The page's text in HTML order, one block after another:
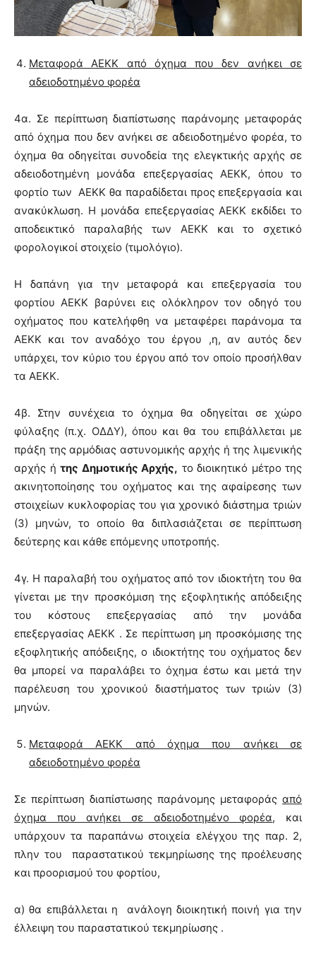
Μεταφορά ΑΕΚΚ από όχημα που δεν ανήκει σε
αδειοδοτημένο φορέα
4α. Σε περίπτωση διαπίστωσης παράνομης μεταφοράς
από όχημα που δεν ανήκει σε αδειοδοτημένο φορέα, το
όχημα θα οδηγείται συνοδεία της ελεγκτικής αρχής σε
αδειοδοτημένη μονάδα επεξεργασίας ΑΕΚΚ, όπου το
φορτίο των ΑΕΚΚ θα παραδίδεται προς επεξεργασία και
ανακύκλωση. Η μονάδα επεξεργασίας ΑΕΚΚ εκδίδει το
αποδεικτικό παραλαβής των ΑΕΚΚ και το σχετικό
φορολογικοί στοιχείο (τιμολόγιο).
Η δαπάνη για την μεταφορά και επεξεργασία του
φορτίου ΑΕΚΚ βαρύνει εις ολόκληρον τον οδηγό του
οχήματος που κατελήφθη να μεταφέρει παράνομα τα
ΑΕΚΚ και τον αναδόχο του έργου ,η, αν αυτός δεν
υπάρχει, τον κύριο του έργου από τον οποίο προσήλθαν
τα ΑΕΚΚ.
4β. Στην συνέχεια το όχημα θα οδηγείται σε χώρο
φύλαξης (π.χ. ΟΔΔΥ), όπου και θα του επιβάλλεται με
πράξη της αρμόδιας αστυνομικής αρχής ή της λιμενικής
αρχής ή της Δημοτικής Αρχής, το διοικητικό μέτρο της
ακινητοποίησης του οχήματος και της αφαίρεσης των
στοιχείων κυκλοφορίας του για χρονικό διάστημα τριών
(3) μηνών, το οποίο θα διπλασιάζεται σε περίπτωση
δεύτερης και κάθε επόμενης υποτροπής.
4γ. Η παραλαβή του οχήματος από τον ιδιοκτήτη του θα
γίνεται με την προσκόμιση της εξοφλητικής απόδειξης
του κόστους επεξεργασίας από την μονάδα
επεξεργασίας ΑΕΚΚ . Σε περίπτωση μη προσκόμισης της
εξοφλητικής απόδειξης, ο ιδιοκτήτης του οχήματος δεν
θα μπορεί να παραλάβει το όχημα έστω και μετά την
παρέλευση του χρονικού διαστήματος των τριών (3)
μηνών.
Μεταφορά ΑΕΚΚ από όχημα που ανήκει σε
αδειοδοτημένο φορέα
Σε περίπτωση διαπίστωσης παράνομης μεταφοράς από
όχημα που ανήκει σε αδειοδοτημένο φορέα, και
υπάρχουν τα παραπάνω στοιχεία ελέγχου της παρ. 2,
πλην του παραστατικού τεκμηρίωσης της προέλευσης
και προορισμού του φορτίου,
α) θα επιβάλλεται η ανάλογη διοικητική ποινή για την
έλλειψη του παραστατικού τεκμηρίωσης .